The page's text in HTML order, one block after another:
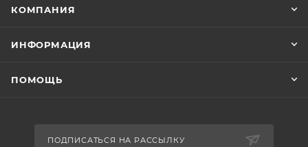
КОМПАНИЯ
ИНФОРМАЦИЯ
ПОМОЩЬ
ПОДПИСАТЬСЯ НА РАССЫЛКУ